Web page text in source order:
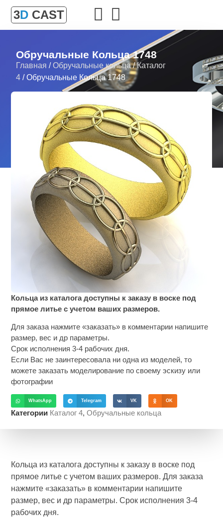
3D CAST
Обручальные Кольца 1748
Главная /Обручальные кольца/Каталог
4 / Обручальные Кольца 1748
Кольца из каталога доступны к заказу в воске под
прямое литье с учетом ваших размеров.
Для заказа нажмите «заказать» в комментарии напишите
размер, вес и др параметры.
Срок исполнения 3-4 рабочих дня.
Если Вас не заинтересовала ни одна из моделей, то
можете заказать моделирование по своему эскизу или
фотографии
WhatsApp Telegram VK OK
Категории Каталог 4,Обручальные кольца
Кольца из каталога доступны к заказу в воске под
прямое литье с учетом ваших размеров. Для заказа
нажмите «заказать» в комментарии напишите
размер, вес и др параметры. Срок исполнения 3-4
рабочих дня.